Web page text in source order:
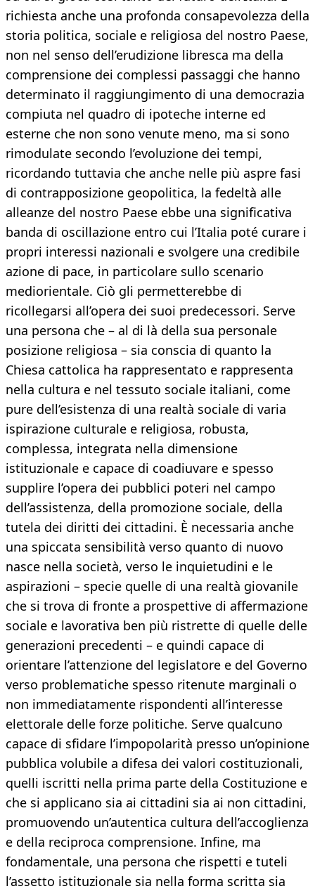
richiesta anche una profonda consapevolezza della
storia politica, sociale e religiosa del nostro Paese,
non nel senso dell’erudizione libresca ma della
comprensione dei complessi passaggi che hanno
determinato il raggiungimento di una democrazia
compiuta nel quadro di ipoteche interne ed
esterne che non sono venute meno, ma si sono
rimodulate secondo l’evoluzione dei tempi,
ricordando tuttavia che anche nelle più aspre fasi
di contrapposizione geopolitica, la fedeltà alle
alleanze del nostro Paese ebbe una significativa
banda di oscillazione entro cui l’Italia poté curare i
propri interessi nazionali e svolgere una credibile
azione di pace, in particolare sullo scenario
mediorientale. Ciò gli permetterebbe di
ricollegarsi all’opera dei suoi predecessori. Serve
una persona che – al di là della sua personale
posizione religiosa – sia conscia di quanto la
Chiesa cattolica ha rappresentato e rappresenta
nella cultura e nel tessuto sociale italiani, come
pure dell’esistenza di una realtà sociale di varia
ispirazione culturale e religiosa, robusta,
complessa, integrata nella dimensione
istituzionale e capace di coadiuvare e spesso
supplire l’opera dei pubblici poteri nel campo
dell’assistenza, della promozione sociale, della
tutela dei diritti dei cittadini. È necessaria anche
una spiccata sensibilità verso quanto di nuovo
nasce nella società, verso le inquietudini e le
aspirazioni – specie quelle di una realtà giovanile
che si trova di fronte a prospettive di affermazione
sociale e lavorativa ben più ristrette di quelle delle
generazioni precedenti – e quindi capace di
orientare l’attenzione del legislatore e del Governo
verso problematiche spesso ritenute marginali o
non immediatamente rispondenti all’interesse
elettorale delle forze politiche. Serve qualcuno
capace di sfidare l’impopolarità presso un’opinione
pubblica volubile a difesa dei valori costituzionali,
quelli iscritti nella prima parte della Costituzione e
che si applicano sia ai cittadini sia ai non cittadini,
promuovendo un’autentica cultura dell’accoglienza
e della reciproca comprensione. Infine, ma
fondamentale, una persona che rispetti e tuteli
l’assetto istituzionale sia nella forma scritta sia